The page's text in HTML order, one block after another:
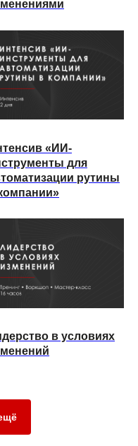
chat
в
«ИИ-
для
рутины
в условиях